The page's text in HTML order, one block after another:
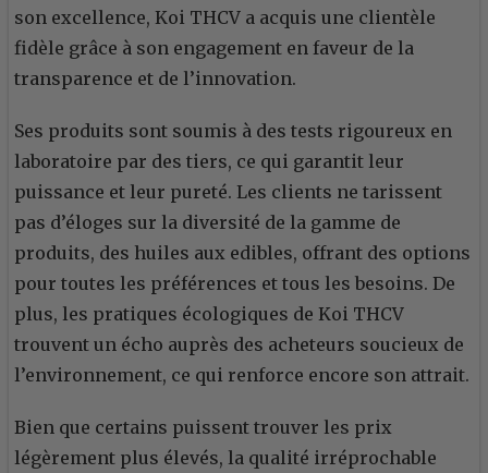
son excellence, Koi THCV a acquis une clientèle
fidèle grâce à son engagement en faveur de la
transparence et de l’innovation.
Ses produits sont soumis à des tests rigoureux en
laboratoire par des tiers, ce qui garantit leur
puissance et leur pureté. Les clients ne tarissent
pas d’éloges sur la diversité de la gamme de
produits, des huiles aux edibles, offrant des options
pour toutes les préférences et tous les besoins. De
plus, les pratiques écologiques de Koi THCV
trouvent un écho auprès des acheteurs soucieux de
l’environnement, ce qui renforce encore son attrait.
Bien que certains puissent trouver les prix
légèrement plus élevés, la qualité irréprochable